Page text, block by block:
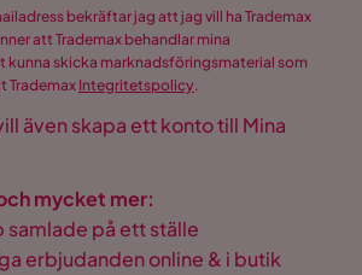
bekräftar jag att jag vill ha Trademax
att Trademax behandlar mina
skicka marknadsföringsmaterial som
Trademax Integritetspolicy.
även skapa ett konto till Mina
mycket mer:
samlade på ett ställe
erbjudanden online & i butik